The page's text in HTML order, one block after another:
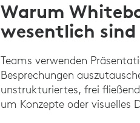
Warum
wesentlich sind
Teams verwenden
Besprechungen
unstrukturiertes, frei
um Konzepte oder visuelles